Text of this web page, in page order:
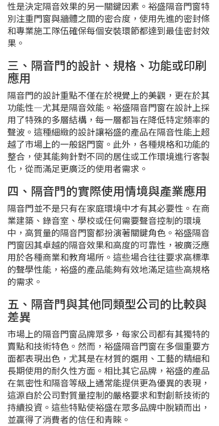
性是決定隔音效果的另一關鍵因素。裕盛隔音門窗特
別注重門窗與牆體之間的密合度，使用先進的密封條
和專業施工隊伍確保每個安裝環節都達到最佳密封效
果。
三、隔音門的設計、規格、功能或印刷
應用
隔音門的設計重點不僅在於視覺上的美觀，更在於其
功能性—尤其是隔音效能。裕盛隔音門窗在設計上採
用了特殊的多層結構，每一層都旨在降低特定頻率的
聲波。這種細緻的設計讓裕盛的產品在隔音性能上超
越了市場上的一般鋁門窗。此外，各種規格和功能的
整合，使其能夠針對不同的居住或工作環境進行客製
化，從而滿足更廣泛的使用者需求。
四、隔音門的實際使用情境與產業應用
隔音門並不是只有在家庭環境中才有其必要性。在商
業建築、錄音室、學校或任何需要聲音控制的環境
中，高質量的隔音門窗都扮演著關鍵角色。裕盛隔音
門窗因其卓越的隔音效果和高度的可靠性，被廣泛應
用於各種商業和教育場所。這些場合往往要求高標準
的聲學性能，裕盛的產品能夠有效地滿足這些高規格
的需求。
五、隔音門與其他同類型公司的比較與
差異
市場上的隔音門窗品牌眾多，每家公司都有其獨特的
賣點和技術特色。然而，裕盛隔音門窗在多個重要方
面都表現出色，尤其是在材質的選用、工藝的精細和
長期使用的耐久性方面。相比其它品牌，裕盛的產品
在氣密性和隔音等級上通常能提供更為優異的表現，
這源自於公司對質量控制的嚴格要求和對創新技術的
持續投資。這些特點使裕盛在眾多品牌中脫穎而出，
並贏得了消費者的信任和青睞。